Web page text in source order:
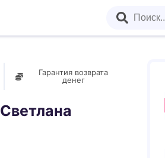
Гарантия возврата
денег
Светлана